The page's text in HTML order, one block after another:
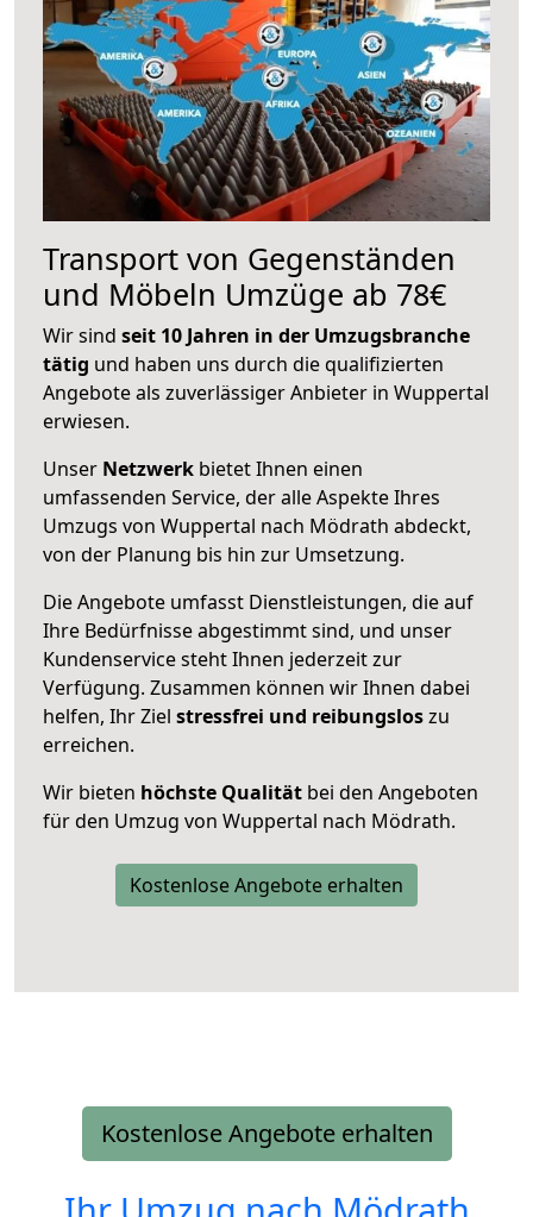
Transport von Gegenständen
und Möbeln Umzüge ab 78€
Wir sind seit 10 Jahren in der Umzugsbranche
tätig und haben uns durch die qualifizierten
Angebote als zuverlässiger Anbieter in Wuppertal
erwiesen.
Unser Netzwerk bietet Ihnen einen
umfassenden Service, der alle Aspekte Ihres
Umzugs von Wuppertal nach Mödrath abdeckt,
von der Planung bis hin zur Umsetzung.
Die Angebote umfasst Dienstleistungen, die auf
Ihre Bedürfnisse abgestimmt sind, und unser
Kundenservice steht Ihnen jederzeit zur
Verfügung. Zusammen können wir Ihnen dabei
helfen, Ihr Ziel stressfrei und reibungsloszu
erreichen.
Wir bieten höchste Qualität bei den Angeboten
für den Umzug von Wuppertal nach Mödrath.
Kostenlose Angebote erhalten
Kostenlose Angebote erhalten